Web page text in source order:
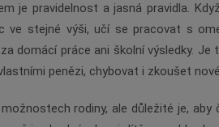
je pravidelnost a jasná pravidla.
ve stejné výši, učí se pracovat s
domácí práce ani školní výsledky. Je
penězi, chybovat i zkoušet
rodiny, ale důležité je, aby